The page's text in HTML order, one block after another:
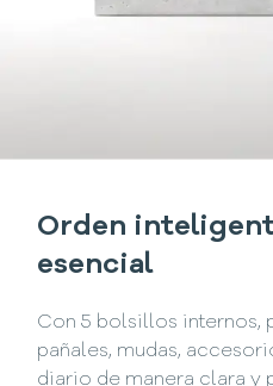
Orden
esencial
Con 5 bolsillos internos,
pañales, mudas,
diario de manera clara y